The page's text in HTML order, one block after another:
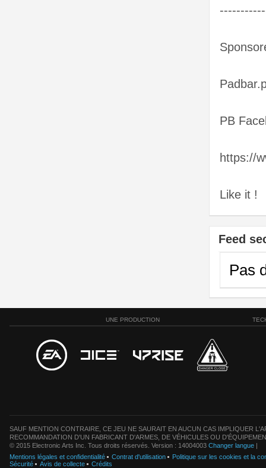
PB
https://
Like it !
Feed
Pas
UNE PRODUCTION
SAUF MENTION CONTRAIRE, CE JEU NE SAURAIT EN AUCUN CAS IMPLIQUER
RECOMMANDATION D'UN FABRICANT D'ARMES, DE VÉHICULES OU
© 2015 Electronic Arts Inc. Tous droits réservés. Version : 14004003 Changer langue |
Mentions légales et confidentialité
Contrat d'utilisation
Politique sur les cookies et la
Sécurité
Avis de collecte Crédits